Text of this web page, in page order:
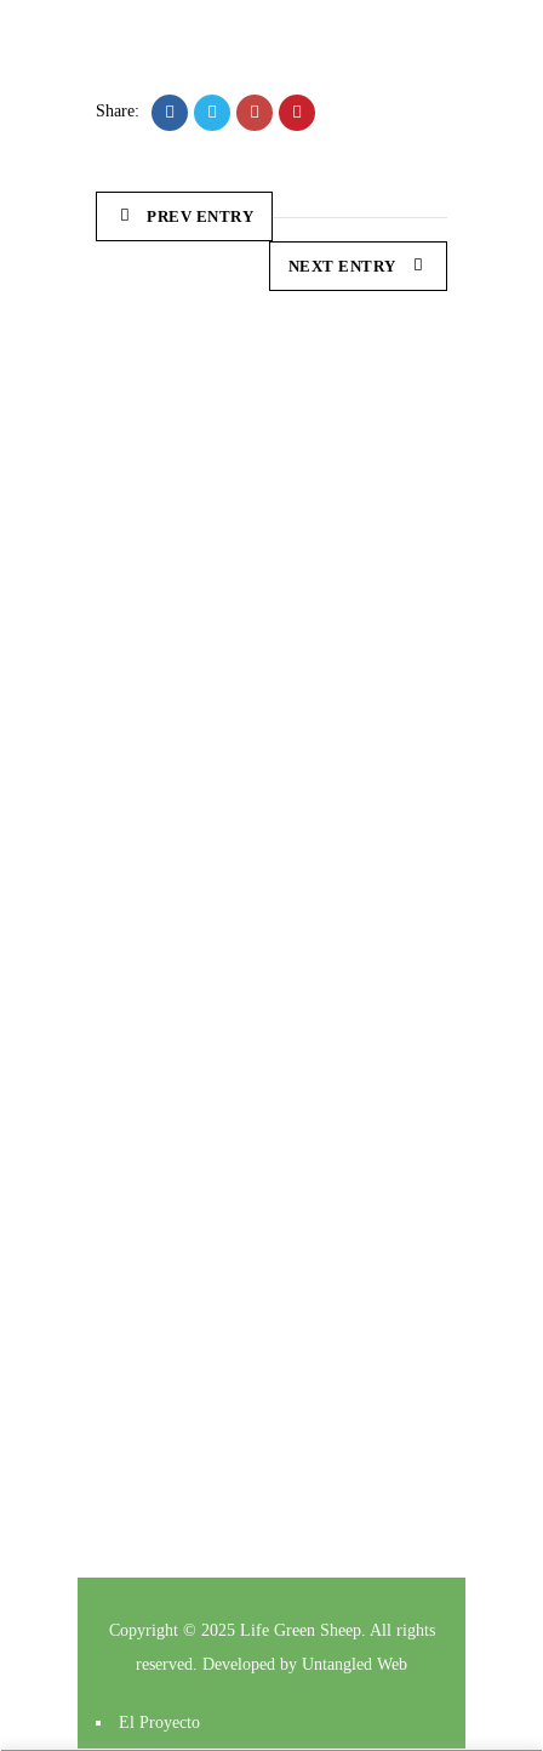
Share:
PREV ENTRY
NEXT ENTRY
Copyright © 2025 Life Green Sheep. All rights
reserved. Developed by Untangled Web
El Proyecto